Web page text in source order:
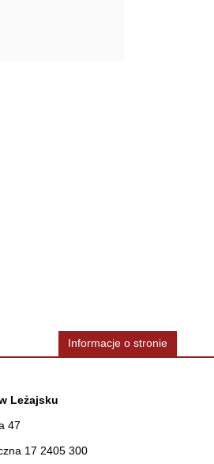
Informacje o stronie
Leżajsku
47
17 2405 300